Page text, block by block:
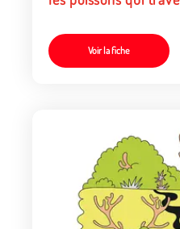
Voir la fiche